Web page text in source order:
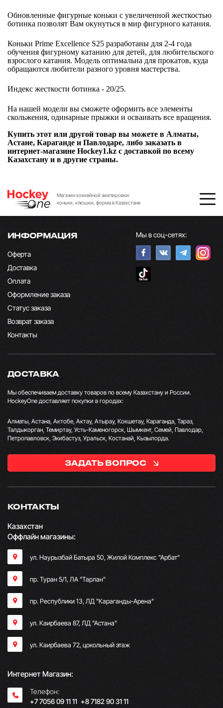
Обновленные фигурные коньки с увеличенной жесткостью
ботинка позволят Вам окунуться в мир фигурного катания.
Коньки Prime Excellence S25 разработаны для 2-4 года
обучения фигурному катанию для детей, для любительского
взрослого катания. Модель оптимальна для прокатов, куда
обращаются любители разного уровня мастерства.
Индекс жесткости ботинка - 20/25.
На нашей модели вы сможете оформить все элементы
скольжения, одинарные прыжки и осваивать все вращения.
Купить этот или другой товар вы можете в Алматы,
Астане, Караганде и Павлодаре, либо заказать в
интернет-магазине Hockey1.kz с доставкой по всему
Казахстану и в другие страны.
Магазин хоккейной экипировки:
коньки, клюшки, форма в Казахстане
ИНФОРМАЦИЯ
Оферта
Доставка
Оплата
Оформление заказа
Статус заказа
Возврат заказа
Контакты
Мы в соц-сетях:
КОНТАКТЫ
Казахстан
Оффлайн магазины:
ул. Наурызбай Батыра 50, Жилой Комплекс "Арбат"
пр. Туран 5/1, ЛА "Тарлан"
пр. Республики 13, ​ЛД "Караганды-Арена"
ул. Каирбаева 87, ЛД "Астана"
ул. Каирбаева 72, цокольный этаж
Интернет Магазин:
Телефон:
+7 7056 09 11 11; +8 7182 90 31 11
ДОСТАВКА
Мы обеспечиваем доставку товаров по всему Казахстану и России.
HockeyOne доставляет покупки в городах:
Алматы, Астана, Актобе, Актау, Атырау, Кокшетау, Караганда, Тараз,
Талдыкорган, Темиртау, Усть-Каменогорск, Шымкент, Семей, Павлодар,
Петропавловск, Экибастуз, Уральск, Костанай, Кызылорда.
ЗАДАТЬ ВОПРОС